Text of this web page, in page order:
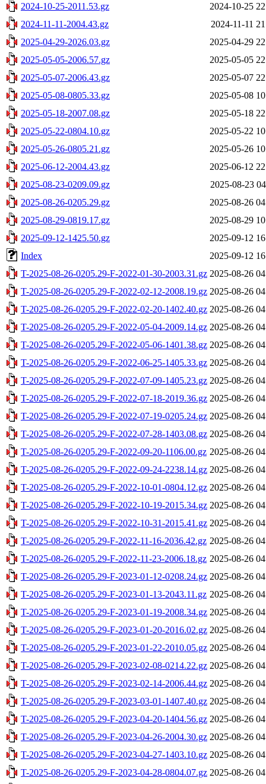
2024-10-25-2011.53.gz
2024-10-25
2024-11-11-2004.43.gz
2024-11-11
2025-04-29-2026.03.gz
2025-04-29
2025-05-05-2006.57.gz
2025-05-05
2025-05-07-2006.43.gz
2025-05-07
2025-05-08-0805.33.gz
2025-05-08
2025-05-18-2007.08.gz
2025-05-18
2025-05-22-0804.10.gz
2025-05-22
2025-05-26-0805.21.gz
2025-05-26
2025-06-12-2004.43.gz
2025-06-12
2025-08-23-0209.09.gz
2025-08-23
2025-08-26-0205.29.gz
2025-08-26
2025-08-29-0819.17.gz
2025-08-29
2025-09-12-1425.50.gz
2025-09-12
Index
2025-09-12
T-2025-08-26-0205.29-F-2022-01-30-2003.31.gz 2025-08-26
T-2025-08-26-0205.29-F-2022-02-12-2008.19.gz 2025-08-26
T-2025-08-26-0205.29-F-2022-02-20-1402.40.gz 2025-08-26
T-2025-08-26-0205.29-F-2022-05-04-2009.14.gz 2025-08-26
T-2025-08-26-0205.29-F-2022-05-06-1401.38.gz 2025-08-26
T-2025-08-26-0205.29-F-2022-06-25-1405.33.gz 2025-08-26
T-2025-08-26-0205.29-F-2022-07-09-1405.23.gz 2025-08-26
T-2025-08-26-0205.29-F-2022-07-18-2019.36.gz 2025-08-26
T-2025-08-26-0205.29-F-2022-07-19-0205.24.gz 2025-08-26
T-2025-08-26-0205.29-F-2022-07-28-1403.08.gz 2025-08-26
T-2025-08-26-0205.29-F-2022-09-20-1106.00.gz 2025-08-26
T-2025-08-26-0205.29-F-2022-09-24-2238.14.gz 2025-08-26
T-2025-08-26-0205.29-F-2022-10-01-0804.12.gz 2025-08-26
T-2025-08-26-0205.29-F-2022-10-19-2015.34.gz 2025-08-26
T-2025-08-26-0205.29-F-2022-10-31-2015.41.gz 2025-08-26
T-2025-08-26-0205.29-F-2022-11-16-2036.42.gz 2025-08-26
T-2025-08-26-0205.29-F-2022-11-23-2006.18.gz 2025-08-26
T-2025-08-26-0205.29-F-2023-01-12-0208.24.gz 2025-08-26
T-2025-08-26-0205.29-F-2023-01-13-2043.11.gz 2025-08-26
T-2025-08-26-0205.29-F-2023-01-19-2008.34.gz 2025-08-26
T-2025-08-26-0205.29-F-2023-01-20-2016.02.gz 2025-08-26
T-2025-08-26-0205.29-F-2023-01-22-2010.05.gz 2025-08-26
T-2025-08-26-0205.29-F-2023-02-08-0214.22.gz 2025-08-26
T-2025-08-26-0205.29-F-2023-02-14-2006.44.gz 2025-08-26
T-2025-08-26-0205.29-F-2023-03-01-1407.40.gz 2025-08-26
T-2025-08-26-0205.29-F-2023-04-20-1404.56.gz 2025-08-26
T-2025-08-26-0205.29-F-2023-04-26-2004.30.gz 2025-08-26
T-2025-08-26-0205.29-F-2023-04-27-1403.10.gz 2025-08-26
T-2025-08-26-0205.29-F-2023-04-28-0804.07.gz 2025-08-26